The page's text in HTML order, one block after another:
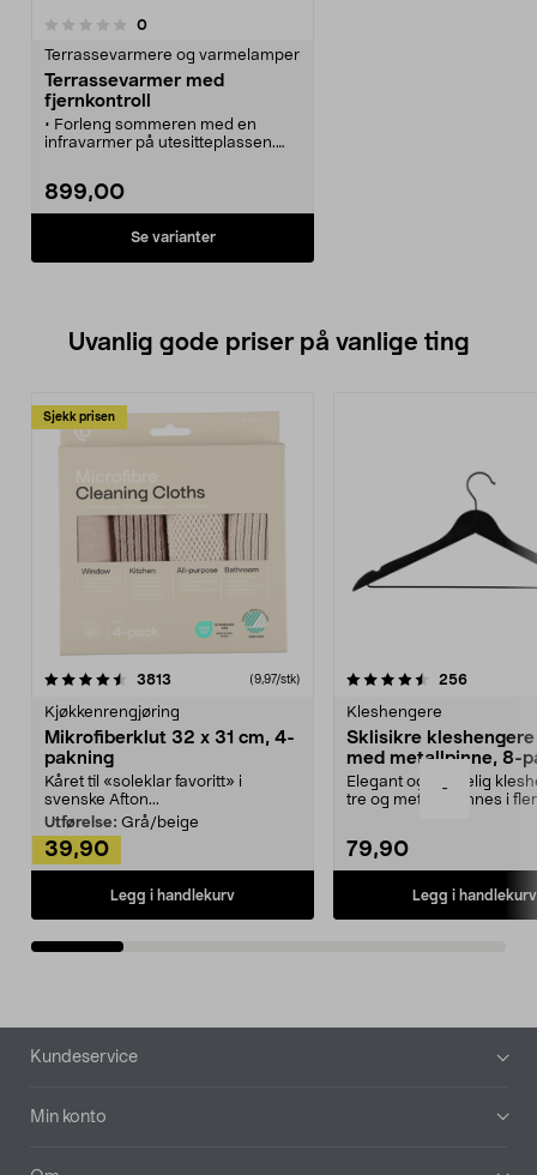
-
0anmeldelser
Terrassevarmere og varmelamper
Terrassevarmer med
fjernkontroll
• Forleng sommeren med en
infravarmer på utesitteplassen.
• Kan monteres på vegg eller i tak.
899,00
Se varianter
Uvanlig gode priser på vanlige ting
Sjekk prisen
3813 anmeldelser(9,97/stk)
Kjøkkenrengjøring
Mikrofiberklut 32 x 31 cm, 4-
pakning
Kåret til «soleklar favoritt» i
svenske Afton...
Utførelse: Grå/beige
39,90
Legg i handlekurv
4.5av 5 stjerner 256
Kleshengere
Sklisikre
med metallpinne, 8-
Elegant og skikkelig
tre og metall – finnes i
79,90
Legg i handlekurv
4.5av 5 stjerner
Bunntekst
Kundeservice
Min konto